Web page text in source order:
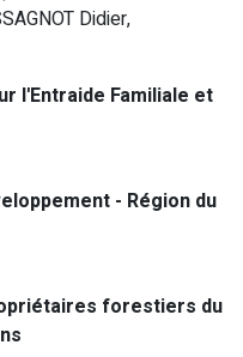
Didier,
l'Entraide Familiale et
- Région du
forestiers du